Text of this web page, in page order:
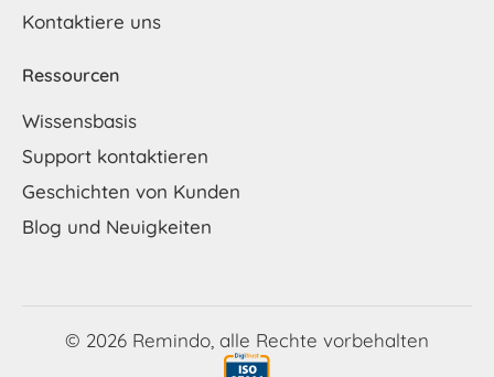
Kontaktiere uns
Ressourcen
Wissensbasis
Support kontaktieren
Geschichten von Kunden
Blog und Neuigkeiten
© 2026 Remindo, alle Rechte vorbehalten